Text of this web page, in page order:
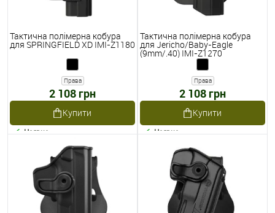
Тактична полімерна кобура
для SPRINGFIELD XD IMI-Z1180
Права
2 108 грн
Купити
Наявне
Тактична полімерна кобура
для Jericho/Baby-Eagle
(9mm/.40) IMI-Z1270
Права
2 108 грн
Купити
Наявне